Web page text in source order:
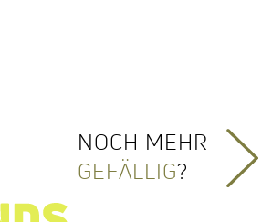
NOCH MEHR
GEFÄLLIG?